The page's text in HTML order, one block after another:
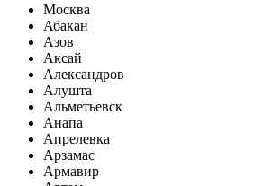
Москва
Абакан
Азов
Аксай
Александров
Алушта
Альметьевск
Анапа
Апрелевка
Арзамас
Армавир